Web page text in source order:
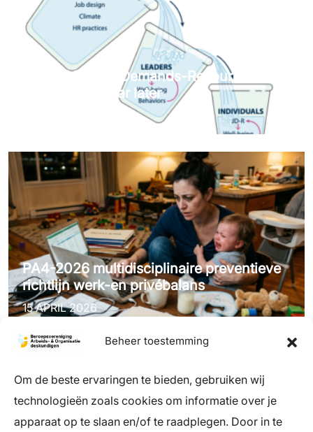
Beheer toestemming
Om de beste ervaringen te bieden, gebruiken wij
technologieën zoals cookies om informatie over je
apparaat op te slaan en/of te raadplegen. Door in te
PA6-2026 Job Demands-Resources
theorie: Tien jaar later
PA4-2026 multidisciplinaire preventieve
richtlijn werk-en privébalans
15 APRIL 2026